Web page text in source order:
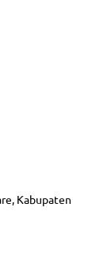
Kabupaten